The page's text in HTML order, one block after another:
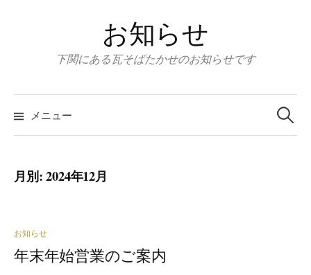
ス
キ
プ
お知らせ
下関にある瓦そばたかせのお知らせです
メニュー 索
月別: 2024年12月
お知らせ
年末年始営業のご案内